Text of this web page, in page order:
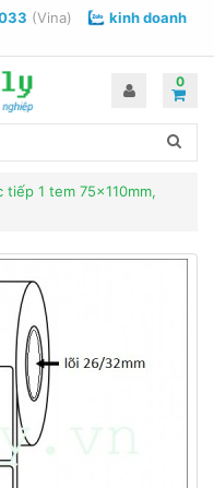
(Vina)
kinh doanh
0
1 tem 75x110mm,